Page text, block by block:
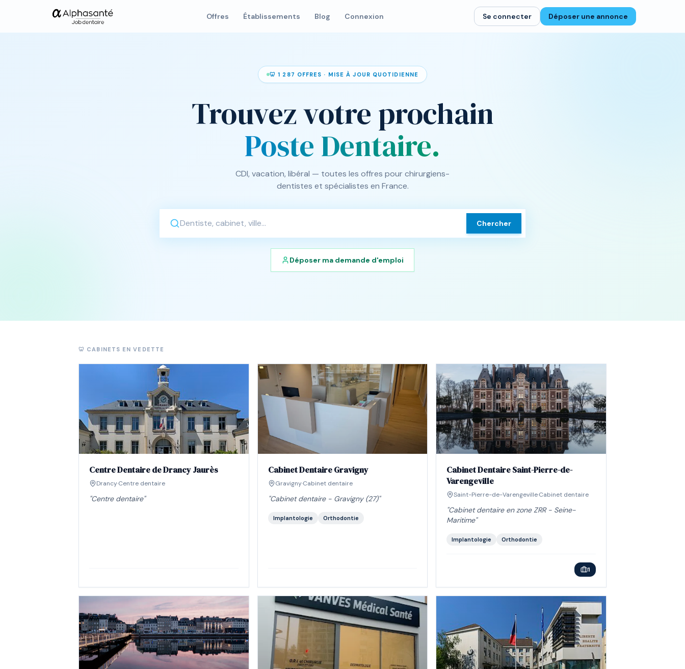
Offres Établissements Blog Connexion Se connecter Déposer une annonce
🦷 1 287 OFFRES · MISE À JOUR QUOTIDIENNE
Trouvez votre prochain
Poste Dentaire.
CDI, vacation, libéral — toutes les offres pour chirurgiens-
dentistes et spécialistes en France.
Chercher
Déposer ma demande d'emploi
🦷 CABINETS EN VEDETTE
Centre Dentaire de Drancy Jaurès
Drancy·Centre dentaire
"Centre dentaire"
Cabinet Dentaire Gravigny
Gravigny·Cabinet dentaire
"Cabinet dentaire - Gravigny (27)"
Implantologie Orthodontie
Cabinet Dentaire Saint-Pierre-de-
Varengeville
Saint-Pierre-de-Varengeville·Cabinet dentaire
"Cabinet dentaire en zone ZRR - Seine-
Maritime"
Implantologie Orthodontie
1